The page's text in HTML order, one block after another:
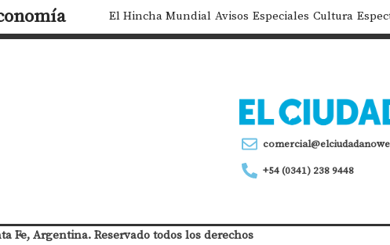
El Hincha Mundial Avisos Especiales Cultura
+54 (0341) 238 9448
Fe, Argentina. Reservado todos los derechos